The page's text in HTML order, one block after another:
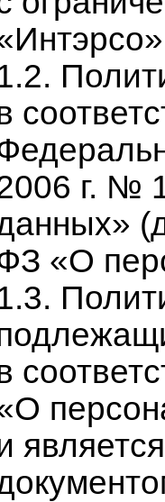
г. №
«О